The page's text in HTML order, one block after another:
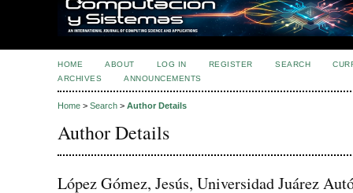
HOME ABOUT LOG IN REGISTER SEARCH
ARCHIVES
ANNOUNCEMENTS
Home > Search > Author Details
Author Details
López Gómez, Jesús, Universidad Juárez